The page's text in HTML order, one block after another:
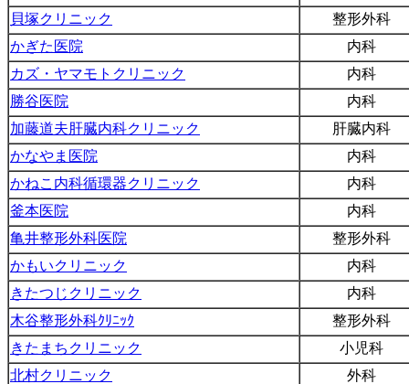
貝塚クリニック
整形外科
かぎた医院
内科
カズ・ヤマモトクリニック
内科
勝谷医院
内科
加藤道夫肝臓内科クリニック
肝臓内科
かなやま医院
内科
かねこ内科循環器クリニック
内科
釜本医院
内科
亀井整形外科医院
整形外科
かもいクリニック
内科
きたつじクリニック
内科
木谷整形外科ｸﾘﾆｯｸ
整形外科
きたまちクリニック
小児科
北村クリニック
外科